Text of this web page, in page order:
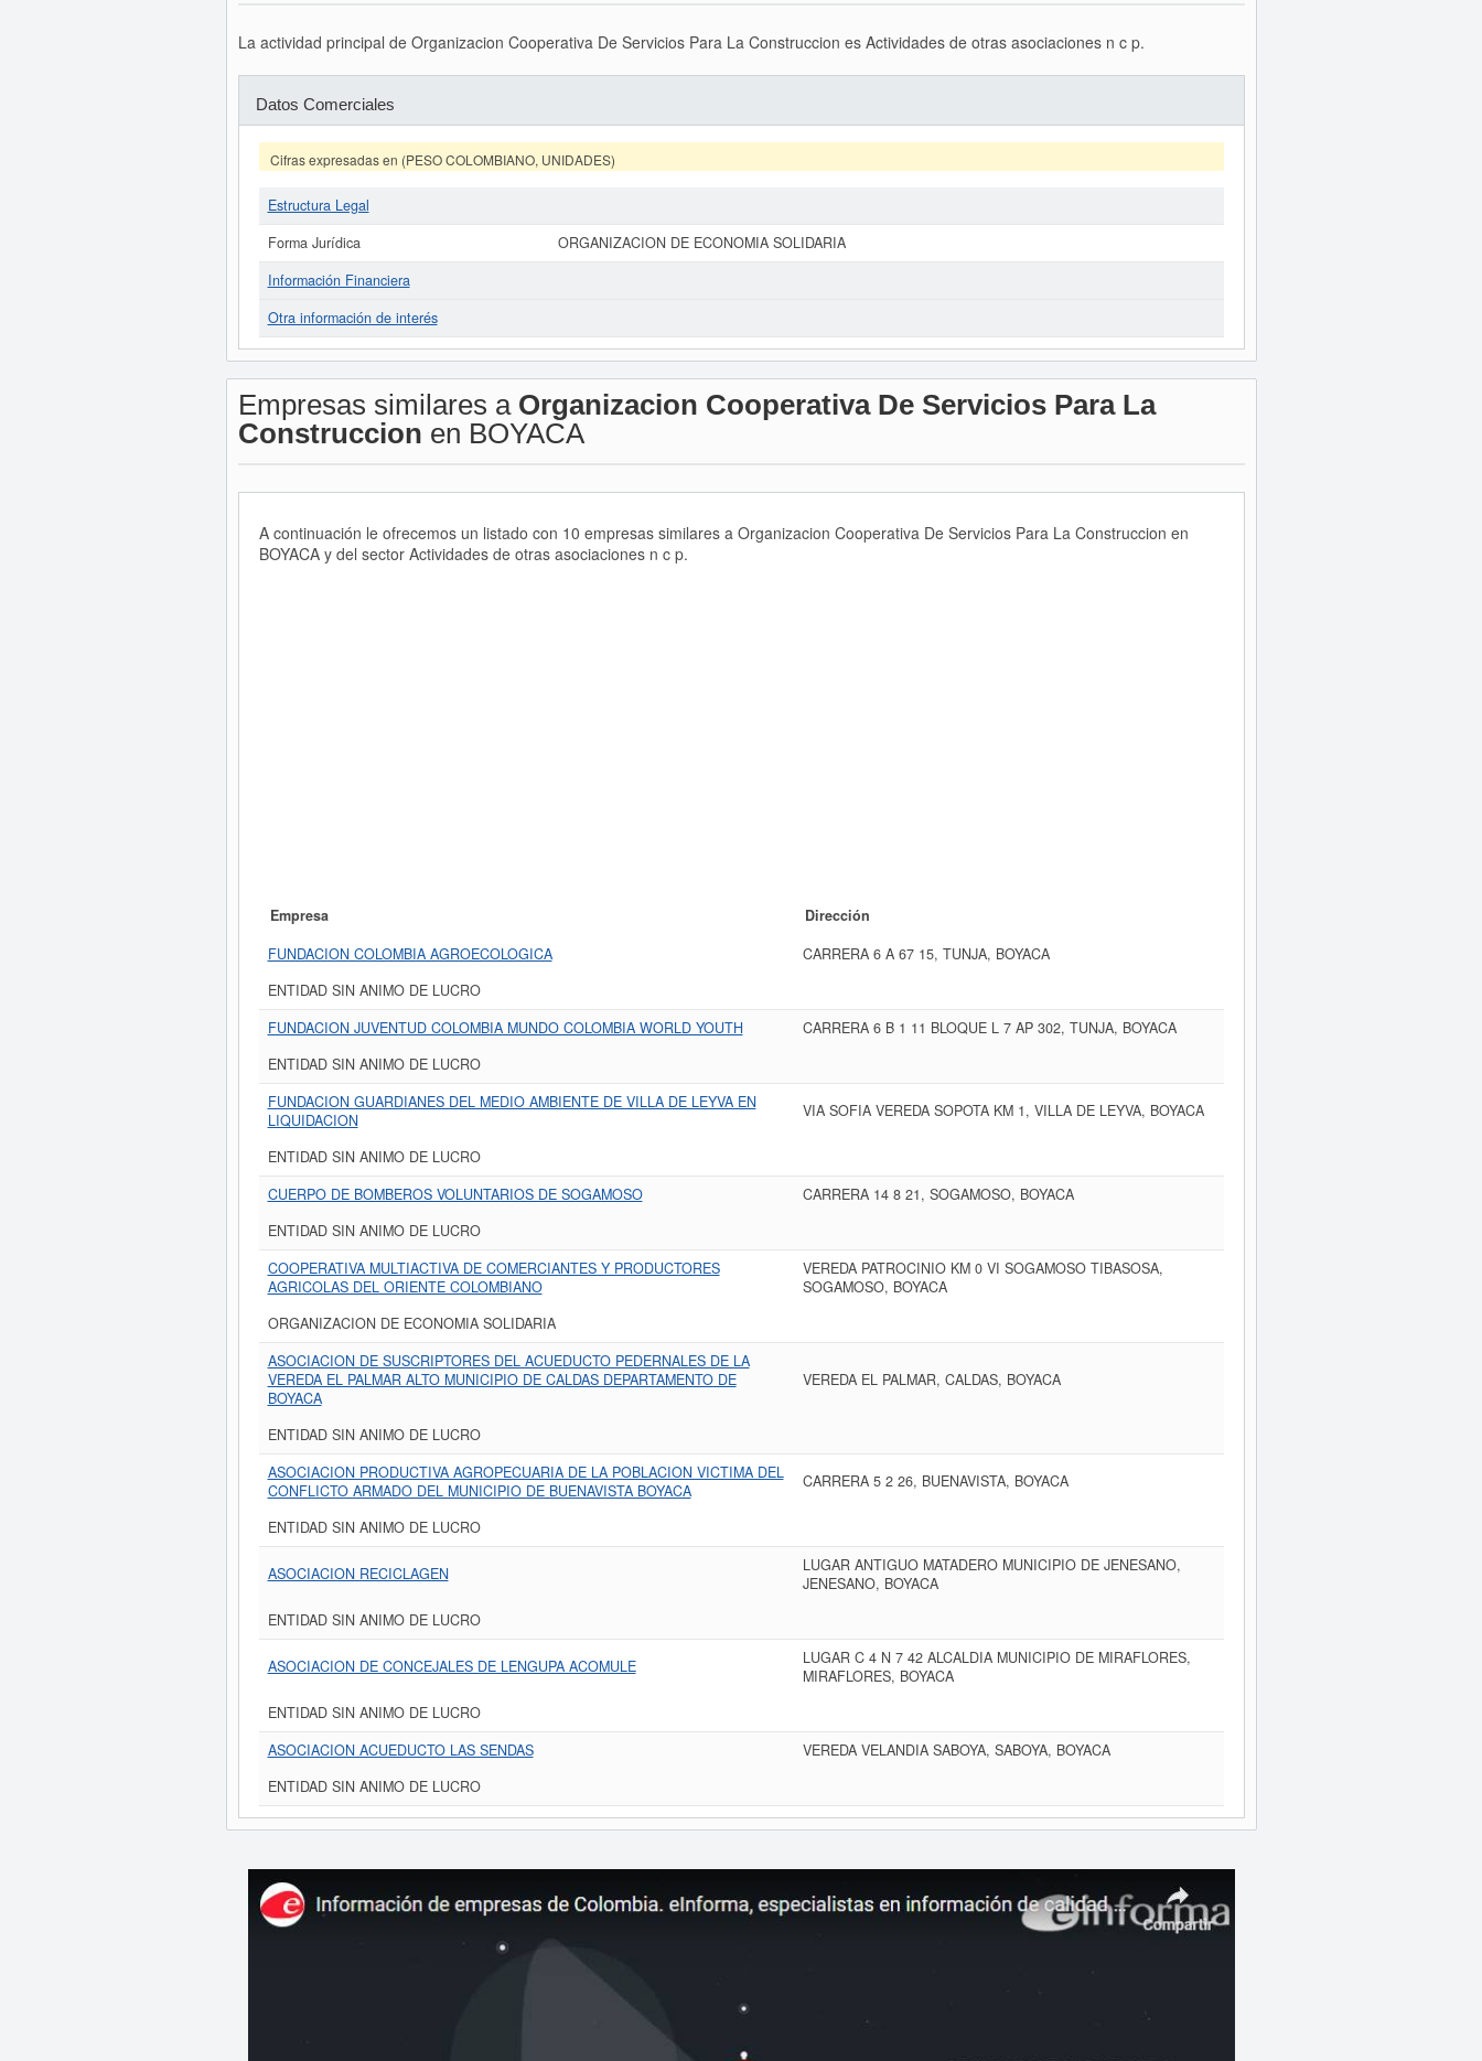
La actividad principal de Organizacion Cooperativa De Servicios Para La Construccion es Actividades de otras asociaciones n c p.
Datos Comerciales
Cifras expresadas en (PESO COLOMBIANO, UNIDADES)
Estructura Legal
Forma Jurídica
ORGANIZACION DE ECONOMIA SOLIDARIA
Información Financiera
Otra información de interés
Empresas similares a Organizacion Cooperativa De Servicios Para La
Construccion en BOYACA
A continuación le ofrecemos un listado con 10 empresas similares a Organizacion Cooperativa De Servicios Para La Construccion en
BOYACA y del sector Actividades de otras asociaciones n c p.
Empresa
Dirección
FUNDACION COLOMBIA AGROECOLOGICA
CARRERA 6 A 67 15, TUNJA, BOYACA
ENTIDAD SIN ANIMO DE LUCRO
FUNDACION JUVENTUD COLOMBIA MUNDO COLOMBIA WORLD YOUTH
CARRERA 6 B 1 11 BLOQUE L 7 AP 302, TUNJA, BOYACA
ENTIDAD SIN ANIMO DE LUCRO
FUNDACION GUARDIANES DEL MEDIO AMBIENTE DE VILLA DE LEYVA EN
LIQUIDACION
VIA SOFIA VEREDA SOPOTA KM 1, VILLA DE LEYVA, BOYACA
ENTIDAD SIN ANIMO DE LUCRO
CUERPO DE BOMBEROS VOLUNTARIOS DE SOGAMOSO
CARRERA 14 8 21, SOGAMOSO, BOYACA
ENTIDAD SIN ANIMO DE LUCRO
COOPERATIVA MULTIACTIVA DE COMERCIANTES Y PRODUCTORES
AGRICOLAS DEL ORIENTE COLOMBIANO
VEREDA PATROCINIO KM 0 VI SOGAMOSO TIBASOSA,
SOGAMOSO, BOYACA
ORGANIZACION DE ECONOMIA SOLIDARIA
ASOCIACION DE SUSCRIPTORES DEL ACUEDUCTO PEDERNALES DE LA
VEREDA EL PALMAR ALTO MUNICIPIO DE CALDAS DEPARTAMENTO DE
BOYACA
VEREDA EL PALMAR, CALDAS, BOYACA
ENTIDAD SIN ANIMO DE LUCRO
ASOCIACION PRODUCTIVA AGROPECUARIA DE LA POBLACION VICTIMA DEL
CONFLICTO ARMADO DEL MUNICIPIO DE BUENAVISTA BOYACA
CARRERA 5 2 26, BUENAVISTA, BOYACA
ENTIDAD SIN ANIMO DE LUCRO
ASOCIACION RECICLAGEN
LUGAR ANTIGUO MATADERO MUNICIPIO DE JENESANO,
JENESANO, BOYACA
ENTIDAD SIN ANIMO DE LUCRO
ASOCIACION DE CONCEJALES DE LENGUPA ACOMULE
LUGAR C 4 N 7 42 ALCALDIA MUNICIPIO DE MIRAFLORES,
MIRAFLORES, BOYACA
ENTIDAD SIN ANIMO DE LUCRO
ASOCIACION ACUEDUCTO LAS SENDAS
VEREDA VELANDIA SABOYA, SABOYA, BOYACA
ENTIDAD SIN ANIMO DE LUCRO